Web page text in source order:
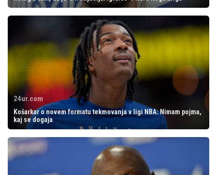
24ur.com
Košarkar o novem formatu tekmovanja v ligi NBA: Nimam pojma,
kaj se dogaja